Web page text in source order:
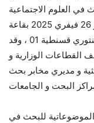
العلوم الاجتماعية
و الإنسانية ورشة علمية وطنية يومي 25 و 26 فيفري 2025 بقاعة
المحاضرات 500 مقعد جامعة الإخوة منتوري قسنطية 01 ، وقد
الوزارية و
و مديري مخابر بحث
الموضوعاتية للبحث في